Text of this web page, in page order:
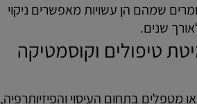
שמהם הן עשויות מאפשרים ניקוי
שנים.
טיפולים וקוסמטיקה
מטפלים בתחום העיסוי והפיזיותרפיה,